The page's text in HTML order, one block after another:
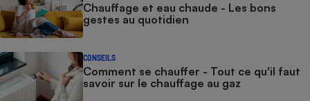
Chauffage et eau chaude - Les bons
gestes au quotidien
CONSEILS
Comment se chauffer - Tout ce qu'il faut
savoir sur le chauffage au gaz